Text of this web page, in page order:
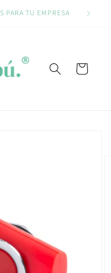
PARA TU EMPRESA
Carrito